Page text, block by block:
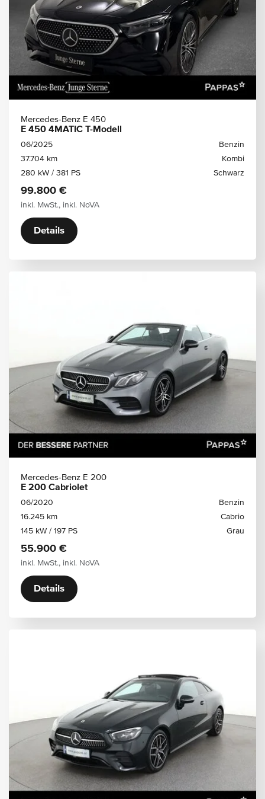
Mercedes-Benz E 450
E 450 4MATIC T-Modell
06/2025
Benzin
37.704 km
Kombi
280 kW / 381 PS
Schwarz
99.800 €
inkl. MwSt., inkl. NoVA
Details
Mercedes-Benz E 200
E 200 Cabriolet
06/2020
Benzin
16.245 km
Cabrio
145 kW / 197 PS
Grau
55.900 €
inkl. MwSt., inkl. NoVA
Details